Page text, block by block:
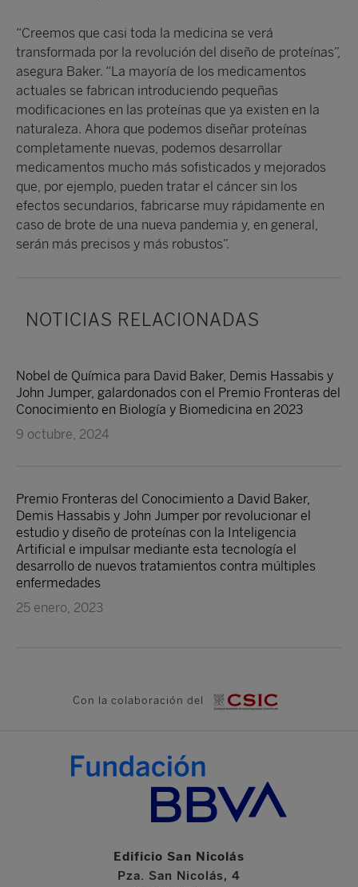
“Creemos que casi toda la medicina se verá
transformada por la revolución del diseño de proteínas”,
asegura Baker. “La mayoría de los medicamentos
actuales se fabrican introduciendo pequeñas
modificaciones en las proteínas que ya existen en la
naturaleza. Ahora que podemos diseñar proteínas
completamente nuevas, podemos desarrollar
medicamentos mucho más sofisticados y mejorados
que, por ejemplo, pueden tratar el cáncer sin los
efectos secundarios, fabricarse muy rápidamente en
caso de brote de una nueva pandemia y, en general,
serán más precisos y más robustos”.
NOTICIAS RELACIONADAS
Nobel de Química para David Baker, Demis Hassabis y
John Jumper, galardonados con el Premio Fronteras del
Conocimiento en Biología y Biomedicina en 2023
9 octubre, 2024
Premio Fronteras del Conocimiento a David Baker,
Demis Hassabis y John Jumper por revolucionar el
estudio y diseño de proteínas con la Inteligencia
Artificial e impulsar mediante esta tecnología el
desarrollo de nuevos tratamientos contra múltiples
enfermedades
25 enero, 2023
Con la colaboración del
Edificio San Nicolás
Pza. San Nicolás, 4